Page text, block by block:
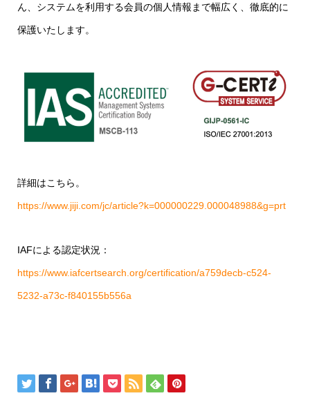
ん、システムを利用する会員の個人情報まで幅広く、徹底的に
保護いたします。
詳細はこちら。
https://www.jiji.com/jc/article?k=000000229.000048988&g=prt
IAFによる認定状況：
https://www.iafcertsearch.org/certification/a759decb-c524-
5232-a73c-f840155b556a